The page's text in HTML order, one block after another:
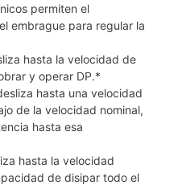
permiten el
embrague para regular la
hasta la velocidad de
y operar DP.*
hasta una velocidad
de la velocidad nominal,
hasta esa
hasta la velocidad
de disipar todo el